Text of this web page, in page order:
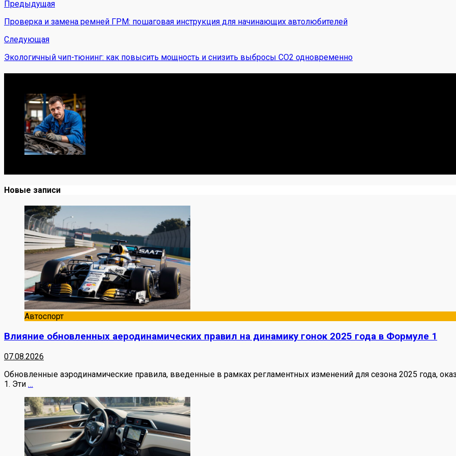
Предыдущая
Проверка и замена ремней ГРМ: пошаговая инструкция для начинающих автолюбителей
Следующая
Экологичный чип-тюнинг: как повысить мощность и снизить выбросы CO2 одновременно
Новые записи
Автоспорт
Влияние обновленных аеродинамических правил на динамику гонок 2025 года в Формуле 1
07.08.2026
Обновленные аэродинамические правила, введенные в рамках регламентных изменений для сезона 2025 года,
1. Эти …